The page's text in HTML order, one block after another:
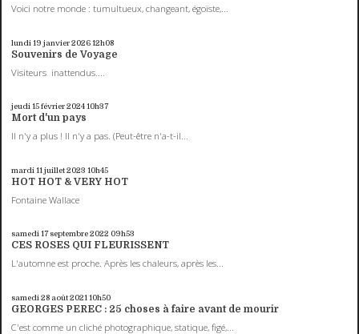
Voici notre monde : tumultueux, changeant, égoïste,...
lundi 19 janvier 202612h08
Souvenirs de Voyage
Visiteurs inattendus....
jeudi 15février 202410h37
Mort d'un pays
Il n'y a plus ! Il n'y a pas. (Peut-être n'a-t-il...
mardi 11 juillet 2023 10h45
HOT HOT & VERY HOT
Fontaine Wallace
samedi 17 septembre 2022 09h53
CES ROSES QUI FLEURISSENT
L'automne est proche. Après les chaleurs, après les...
samedi 28 août 2021 10h50
GEORGES PEREC : 25 choses à faire avant de mourir
C'est comme un cliché photographique, statique, figé,...